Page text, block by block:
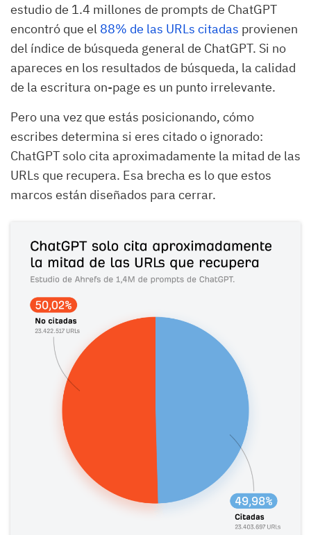
estudio de 1.4 millones de prompts de ChatGPT
encontró que el 88% de las URLs citadas provienen
del índice de búsqueda general de ChatGPT. Si no
apareces en los resultados de búsqueda, la calidad
de la escritura on-page es un punto irrelevante.
Pero una vez que estás posicionando, cómo
escribes determina si eres citado o ignorado:
ChatGPT solo cita aproximadamente la mitad de las
URLs que recupera. Esa brecha es lo que estos
marcos están diseñados para cerrar.